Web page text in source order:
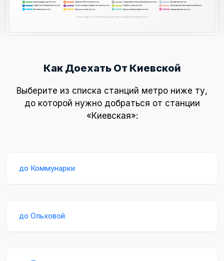
Замоскворецкая линия
Арбатско-Покровская линия
Филёвская линия
Калужско-Рижская линия
Таганско-Краснопресненская линия
Калининская линия
Серпуховско-Тимирязевская линия
Люблинская линия
Бутовская линия
Московское Центральное Кольцо
Макет создан на основе официальной схемы московского метрополитена
2
3
Большая Кольцевая линия
8
9
10
7
6 12
11
14
4 15 Некрасовская линия
Как Доехать От Киевской
Выберите из списка станций метро ниже ту,
до которой нужно добраться от станции
«Киевская»:
до Коммунарки
до Ольховой